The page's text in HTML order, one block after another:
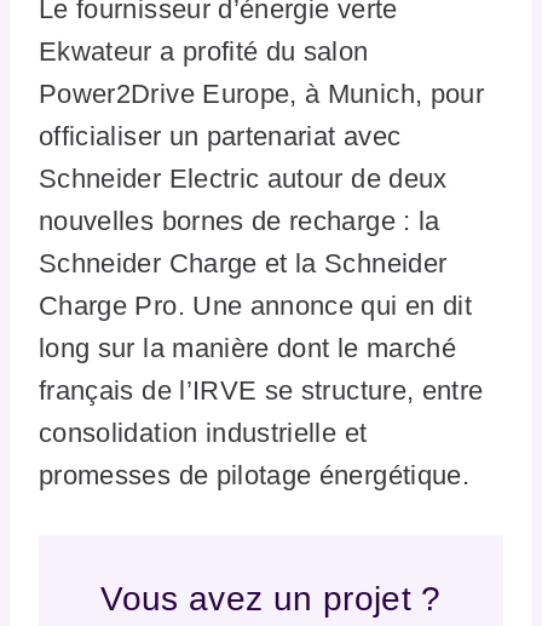
Le fournisseur d’énergie verte
Ekwateur a profité du salon
Power2Drive Europe, à Munich, pour
officialiser un partenariat avec
Schneider Electric autour de deux
nouvelles bornes de recharge : la
Schneider Charge et la Schneider
Charge Pro. Une annonce qui en dit
long sur la manière dont le marché
français de l’IRVE se structure, entre
consolidation industrielle et
promesses de pilotage énergétique.
Vous avez un projet ?